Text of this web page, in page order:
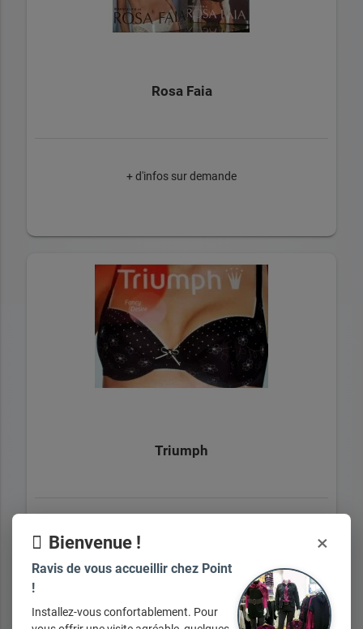
Rosa Faia
+ d'infos sur demande
Triumph
+ d'infos sur demande
Bienvenue ! ×
Ravis de vous accueillir chez Point
!
Installez-vous confortablement. Pour